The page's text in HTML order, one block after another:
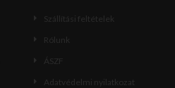
Szállítási feltételek
Rólunk
ÁSZF
Adatvédelmi nyilatkozat